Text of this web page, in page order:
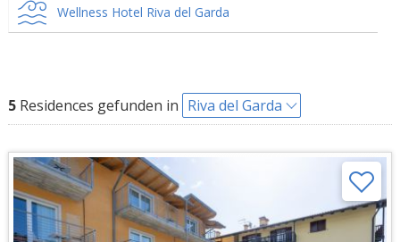
Wellness Hotel Riva del Garda
5Residences gefunden in Riva del Garda